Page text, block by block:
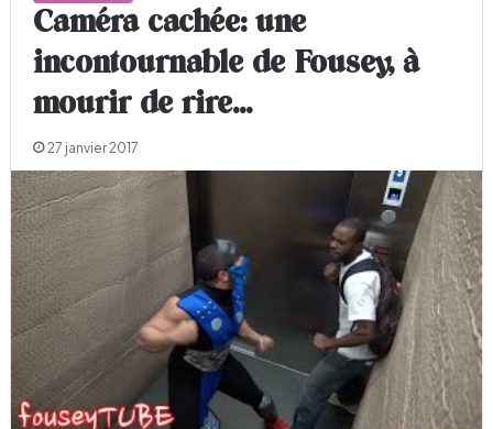
Caméra cachée: une
incontournable de Fousey, à
mourir de rire…
27 janvier 2017